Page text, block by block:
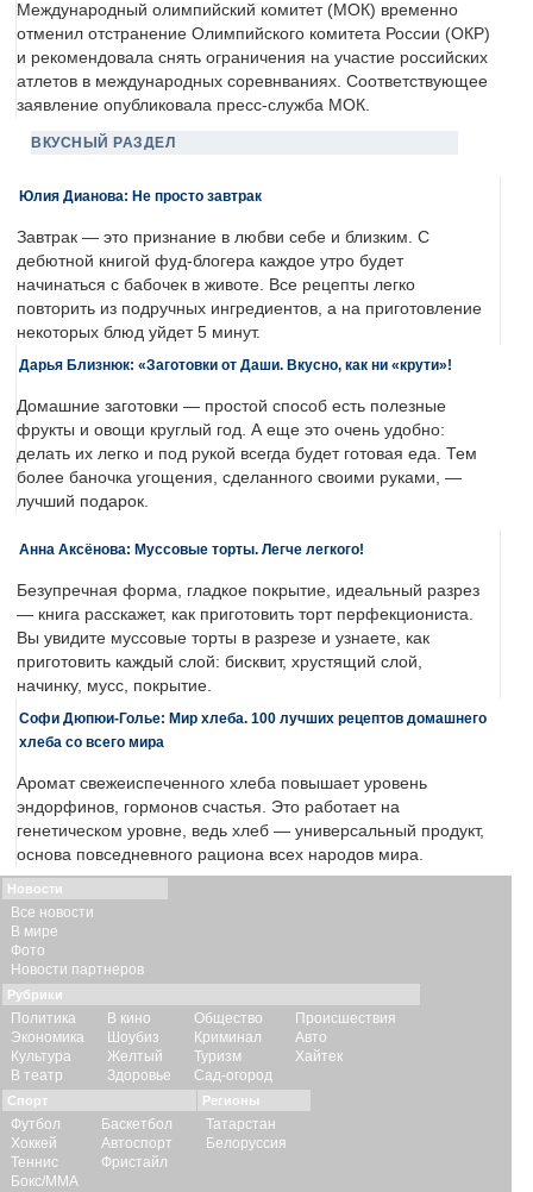
Международный олимпийский комитет (МОК) временно
отменил отстранение Олимпийского комитета России (ОКР)
и рекомендовала снять ограничения на участие российских
атлетов в международных соревнваниях. Соответствующее
заявление опубликовала пресс-служба МОК.
ВКУСНЫЙ РАЗДЕЛ
Юлия Дианова: Не просто завтрак
Завтрак — это признание в любви себе и близким. С
дебютной книгой фуд-блогера каждое утро будет
начинаться с бабочек в животе. Все рецепты легко
повторить из подручных ингредиентов, а на приготовление
некоторых блюд уйдет 5 минут.
Дарья Близнюк: «Заготовки от Даши. Вкусно, как ни «крути»!
Домашние заготовки — простой способ есть полезные
фрукты и овощи круглый год. А еще это очень удобно:
делать их легко и под рукой всегда будет готовая еда. Тем
более баночка угощения, сделанного своими руками, —
лучший подарок.
Анна Аксёнова: Муссовые торты. Легче легкого!
Безупречная форма, гладкое покрытие, идеальный разрез
— книга расскажет, как приготовить торт перфекциониста.
Вы увидите муссовые торты в разрезе и узнаете, как
приготовить каждый слой: бисквит, хрустящий слой,
начинку, мусс, покрытие.
Софи Дюпюи-Голье: Мир хлеба. 100 лучших рецептов домашнего
хлеба со всего мира
Аромат свежеиспеченного хлеба повышает уровень
эндорфинов, гормонов счастья. Это работает на
генетическом уровне, ведь хлеб — универсальный продукт,
основа повседневного рациона всех народов мира.
Новости
Все новости
В мире
Фото
Новости партнеров
Рубрики
Политика
Экономика
Культура
В театр
В кино
Шоубиз
Желтый
Здоровье
Общество
Криминал
Туризм
Сад-огород
Происшествия
Авто
Хайтек
Спорт
Футбол
Хоккей
Теннис
Бокс/ММА
Баскетбол
Автоспорт
Фристайл
Регионы
Татарстан
Белоруссия